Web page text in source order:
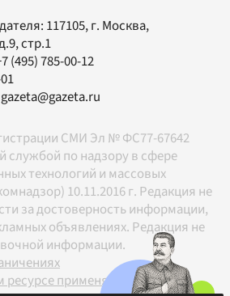
117105, г. Москва,
стр.1
(495) 785-00-12
gazeta@gazeta.ru
СМИ Эл № ФС77-67642
службой по надзору в сфере
технологий и массовых
10.11.2016 г. Редакция не
за достоверность информации,
объявлениях. Редакция не
информации.
применяются